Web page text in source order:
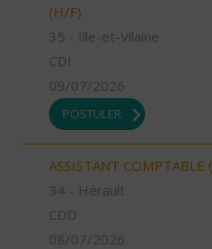
(H/F)
35 - Ille-et-Vilaine
CDI
09/07/2026
POSTULER
ASSISTANT COMPTABLE
34 - Hérault
CDD
08/07/2026